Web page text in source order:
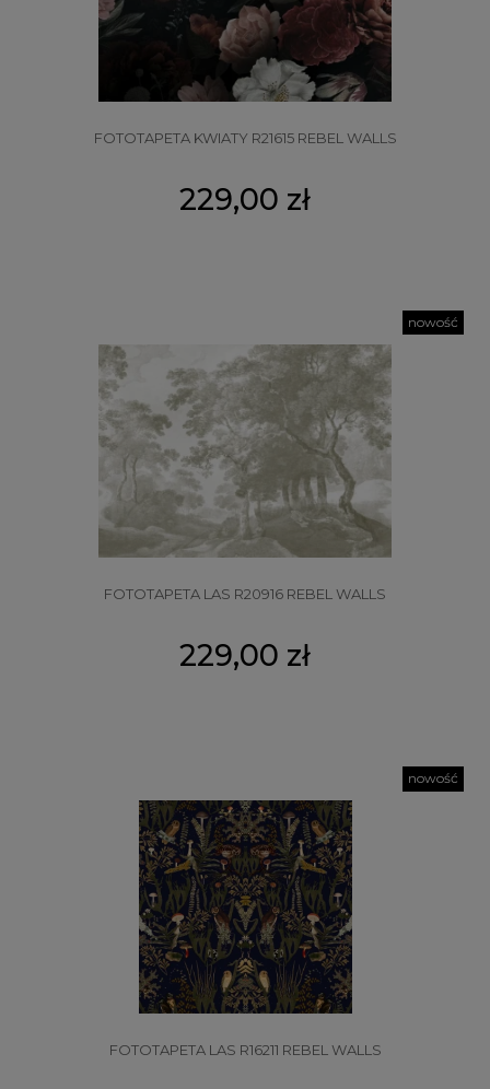
FOTOTAPETA KWIATY R21615 REBEL WALLS
229,00 zł
FOTOTAPETA LAS R20916 REBEL WALLS
229,00 zł
nowość
FOTOTAPETA LAS R16211 REBEL WALLS
nowość